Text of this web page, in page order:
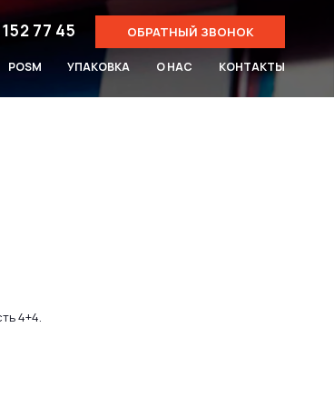
77 45 ОБРАТНЫЙ ЗВОНОК
POSM УПАКОВКА О НАС КОНТАКТЫ
4+4.